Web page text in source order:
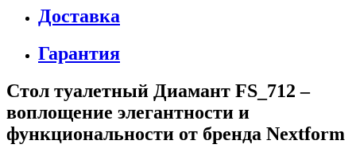
Доставка
Гарантия
Стол туалетный Диамант FS_712 –
воплощение элегантности и
функциональности от бренда Nextform